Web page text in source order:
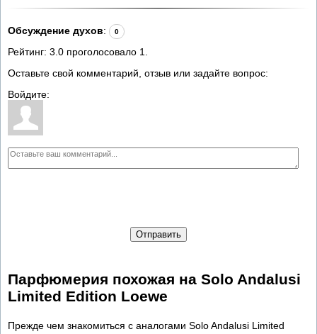
Обсуждение духов: 0
Рейтинг: 3.0 проголосовало 1
Оставьте свой комментарий, отзыв или задайте вопрос:
Войдите:
Отправить
Парфюмерия похожая на Solo Andalusi
Limited Edition Loewe
Прежде чем знакомиться с аналогами Solo Andalusi Limited